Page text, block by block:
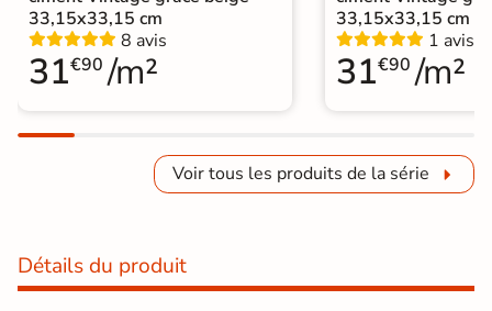
33,15x33,15 cm
8 avis
31€90 /m²
33,15x33,15 cm
1 avis
31€90 /m²
Voir tous les produits de la série
Détails du produit